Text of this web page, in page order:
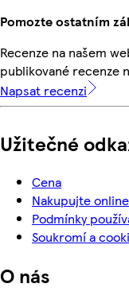
Pomozte ostatním
Recenze na našem
publikované recenze
Napsat recenzi
Užitečné
Cena
Nakupujte
Podmínky
Soukromí a
O nás